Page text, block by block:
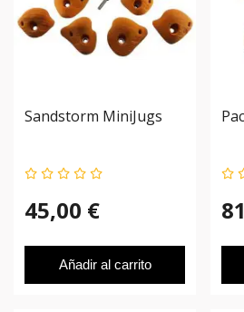
Sandstorm MiniJugs
45,00 €
Añadir al carrito